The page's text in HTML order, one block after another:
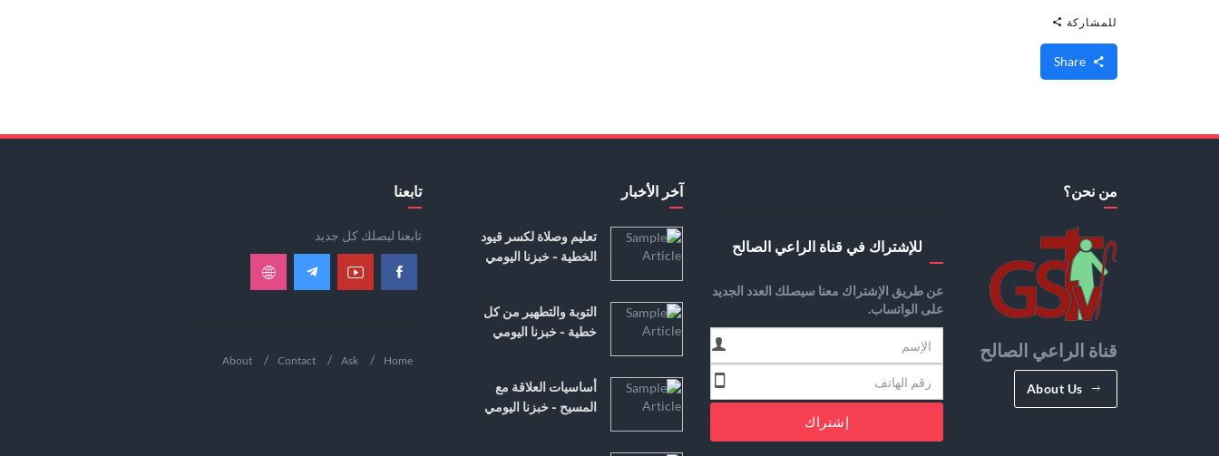
للمشاركة
من نحن؟
قناة الراعي الصالح
About Us
للإشتراك في قناة الراعي الصالح
عن طريق الإشتراك معنا سيصلك العدد الجديد
على الواتساب.
إشتراك
آخر الأخبار
تعليم وصلاة لكسر قيود
الخطية - خبزنا اليومي
التوبة والتطهير من كل
خطية - خبزنا اليومي
أساسيات العلاقة مع
المسيح - خبزنا اليومي
تابعنا
تابعنا ليصلك كل جديد
Home
Ask
Contact
About